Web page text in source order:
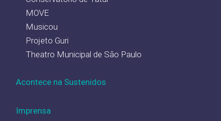
MOVE
Musicou
Projeto Guri
Theatro Municipal de São Paulo
Acontece na Sustenidos
Imprensa